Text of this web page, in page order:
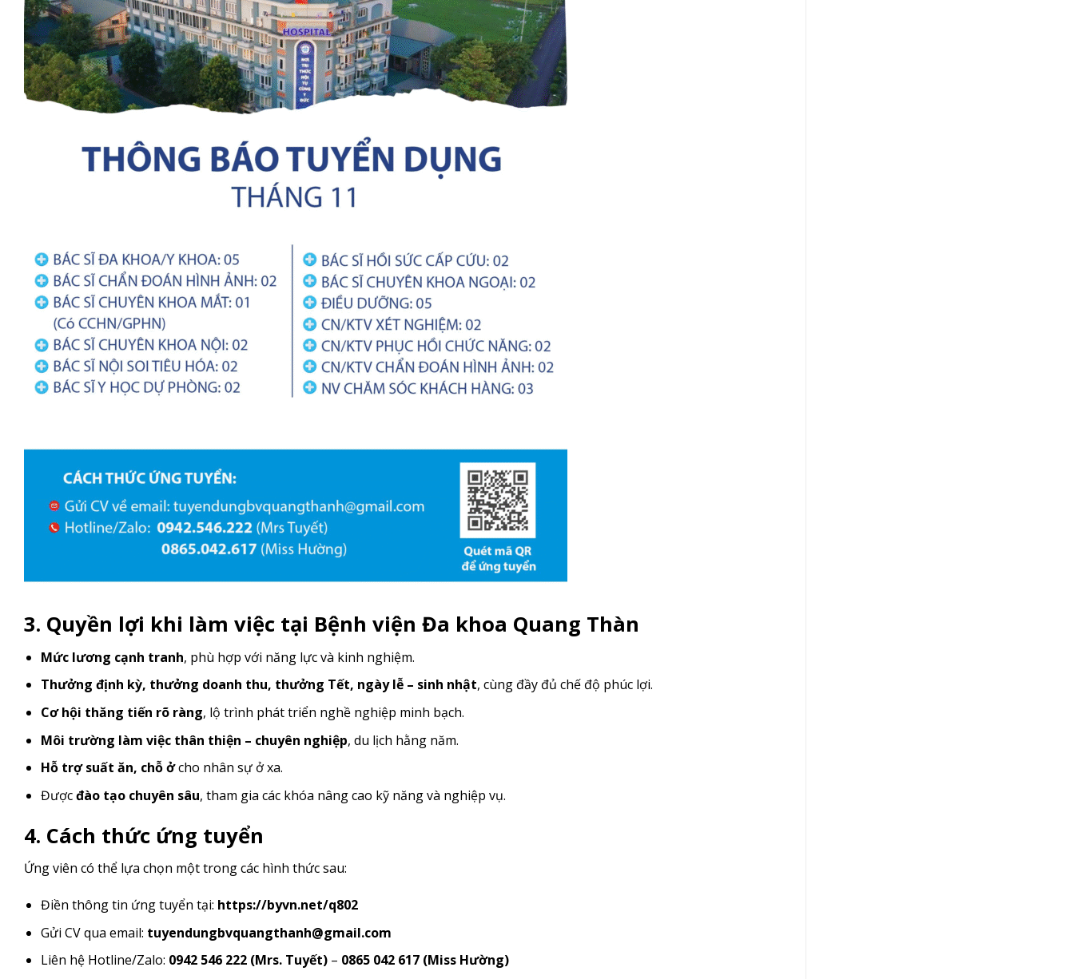
3. Quyền lợi khi làm việc tại Bệnh viện Đa khoa Quang Thàn
Mức lương cạnh tranh, phù hợp với năng lực và kinh nghiệm.
Thưởng định kỳ, thưởng doanh thu, thưởng Tết, ngày lễ – sinh nhật, cùng đầy đủ chế độ phúc lợi.
Cơ hội thăng tiến rõ ràng, lộ trình phát triển nghề nghiệp minh bạch.
Môi trường làm việc thân thiện – chuyên nghiệp, du lịch hằng năm.
Hỗ trợ suất ăn, chỗ ởcho nhân sự ở xa.
Đượcđào tạo chuyên sâu, tham gia các khóa nâng cao kỹ năng và nghiệp vụ.
4. Cách thức ứng tuyển
Ứng viên có thể lựa chọn một trong các hình thức sau:
Điền thông tin ứng tuyển tại: https://byvn.net/q802
Gửi CV qua email: tuyendungbvquangthanh@gmail.com
Liên hệ Hotline/Zalo: 0942 546 222 (Mrs. Tuyết)– 0865 042 617 (Miss Hường)